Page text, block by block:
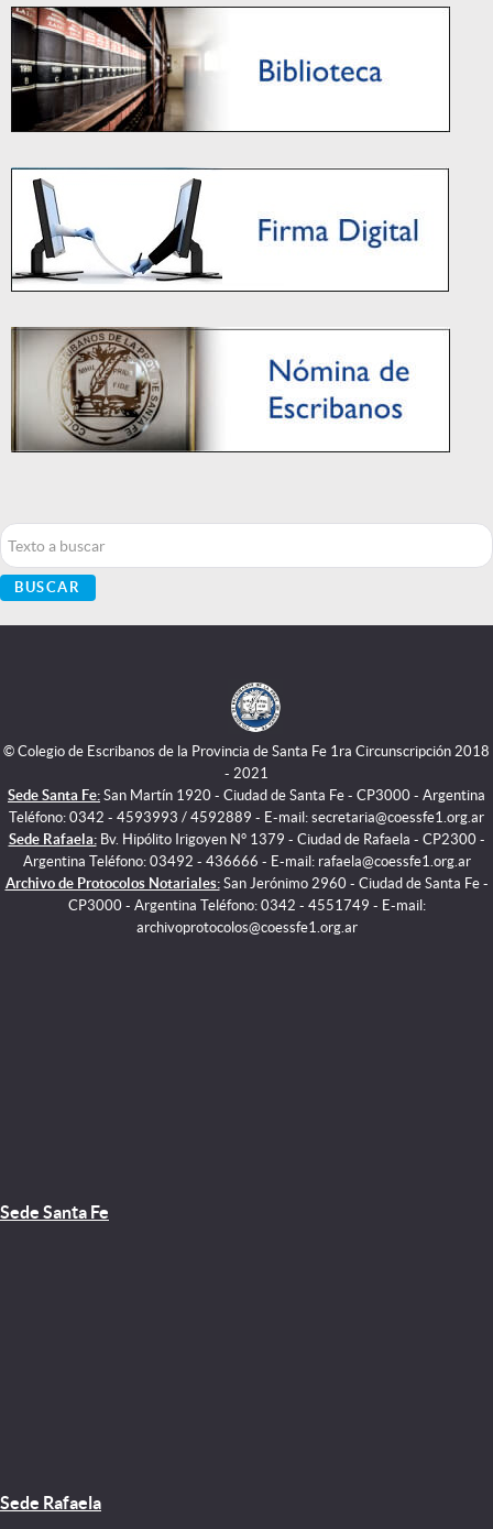
Buscar...
BUSCAR
© Colegio de Escribanos de la Provincia de Santa Fe 1ra Circunscripción 2018
- 2021
Sede Santa Fe: San Martín 1920 - Ciudad de Santa Fe - CP3000 - Argentina
Teléfono: 0342 - 4593993 / 4592889 - E-mail: secretaria@coessfe1.org.ar
Sede Rafaela:Bv. Hipólito Irigoyen N° 1379 - Ciudad de Rafaela - CP2300 -
Argentina Teléfono: 03492 - 436666 - E-mail: rafaela@coessfe1.org.ar
Archivo de Protocolos Notariales:San Jerónimo 2960 - Ciudad de Santa Fe -
CP3000 - Argentina Teléfono: 0342 - 4551749 - E-mail:
archivoprotocolos@coessfe1.org.ar
Sede Santa Fe
Sede Rafaela